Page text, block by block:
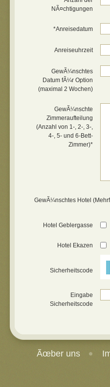
NÃ¤chtigungen
*Anreisedatum
Anreiseuhrzeit
GewÃ¼nschtes
Datum fÃ¼r Option
(maximal 2 Wochen)
GewÃ¼nschte
Zimmeraufteilung
(Anzahl von 1-, 2-, 3-,
4-, 5- und 6-Bett-
Zimmer)*
GewÃ¼nschtes Hotel
Hotel Geblergasse
Hotel Ekazen
Sicherheitscode
Eingabe
Sicherheitscode
Ãœber uns